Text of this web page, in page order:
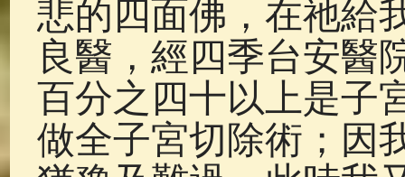
悲的四面佛，在祂給
良醫，經四季台安醫
百分之四十以上是子
做全子宮切除術；因